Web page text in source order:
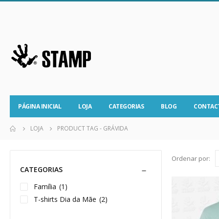
PÁGINA INICIAL LOJA CATEGORIAS BLOG
LOJA PRODUCT TAG - GRÁVIDA
Ordenar por:
CATEGORIAS
Família (1)
T-shirts Dia da Mãe (2)